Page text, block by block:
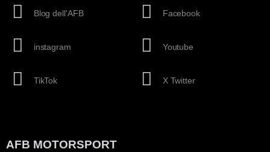
Blog dell'AFB
instagram
TikTok
Facebook
Youtube
X Twitter
AFB MOTORSPORT